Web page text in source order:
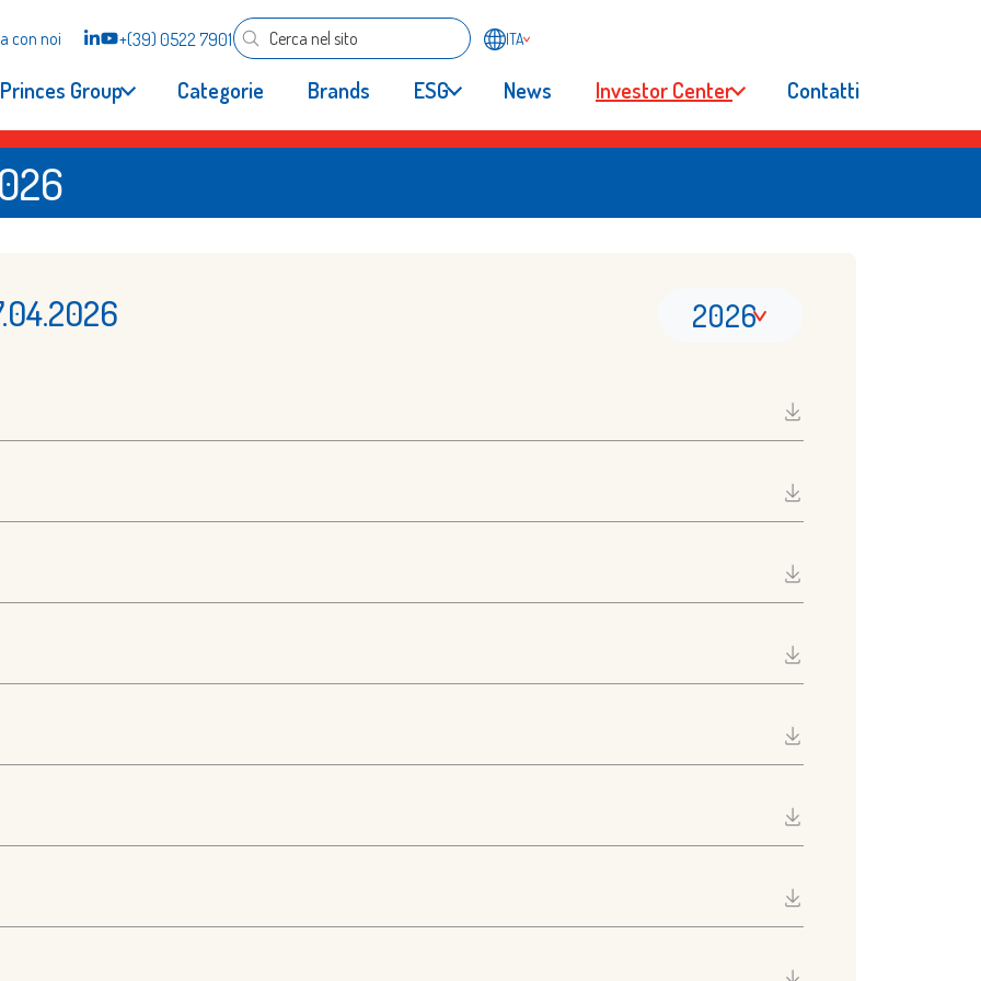
Group Categorie Brands ESG News Investor Center Contatti
con noi +(39) 0522 7901 ITA
2026